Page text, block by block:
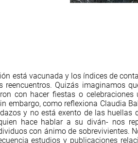
está vacunada y los índices de
Quizás imaginamos
con hacer fiestas o celebraciones
embargo, como reflexiona Claudia
y no está exento de las huellas
hace hablar a su diván- nos
con ánimo de sobrevivientes.
estudios y publicaciones